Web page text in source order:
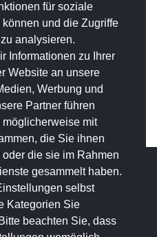
für soziale
und die Zugriffe
analysieren.
Informationen zu Ihrer
Website an unsere
Werbung und
Partner führen
mit
die Sie ihnen
die sie im Rahmen
gesammelt haben.
selbst
Kategorien Sie
beachten Sie, dass